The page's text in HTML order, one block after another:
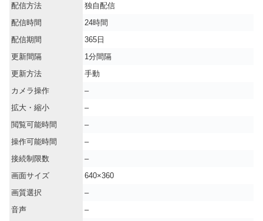
配信方法
独自配信
配信時間
24時間
配信期間
365日
更新間隔
1分間隔
更新方法
手動
カメラ操作
–
拡大・縮小
–
閲覧可能時間
–
操作可能時間
–
接続制限数
–
画面サイズ
640×360
画質選択
–
音声
–